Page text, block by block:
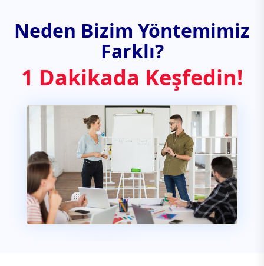
Neden Bizim Yöntemimiz
Farklı?
1 Dakikada Keşfedin!